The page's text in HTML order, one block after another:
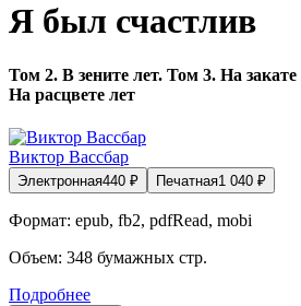
Я был счастлив
Том 2. В зените лет. Том 3. На
На расцвете лет
Виктор Вассбар
Электронная440 ₽ Печатная1 040 ₽
Формат: epub, fb2, pdfRead, mobi
Объем: 348 бумажных стр.
Подробнее